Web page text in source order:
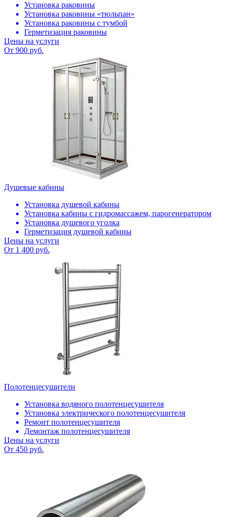
Установка раковины
Установка раковины «тюльпан»
Установка раковины с тумбой
Герметизация раковины
Цены на услуги
От 900 руб.
Душевые кабины
Установка душевой кабины
Установка кабины с гидромассажем, парогенератором
Установка душевого уголка
Герметизация душевой кабины
Цены на услуги
От 1 400 руб.
Полотенцесушители
Установка водяного полотенцесушителя
Установка электрического полотенцесушителя
Ремонт полотенцесушителя
Демонтаж полотенцесушителя
Цены на услуги
От 450 руб.